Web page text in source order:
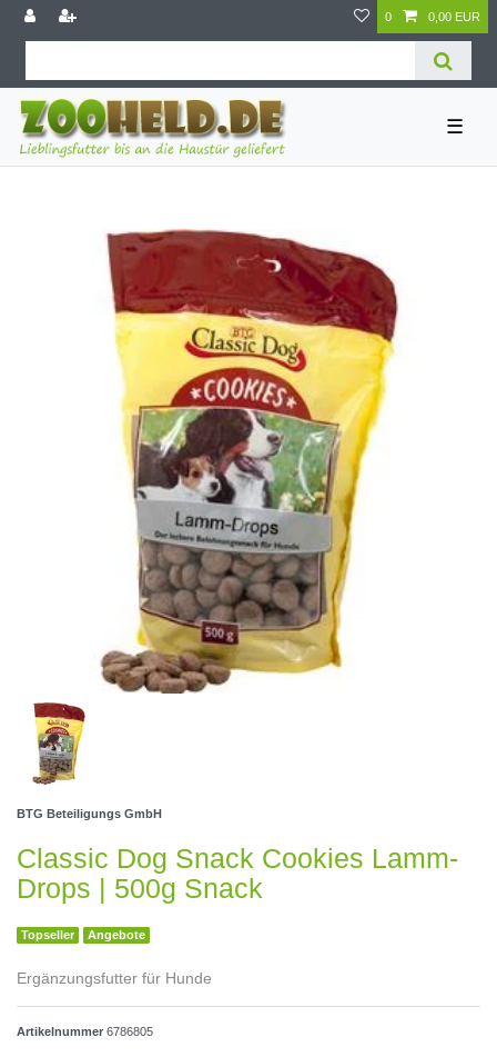
0 0,00 EUR
☰
BTG Beteiligungs GmbH
Classic Dog Snack Cookies Lamm-
Drops | 500g Snack
Topseller Angebote
Ergänzungsfutter für Hunde
Artikelnummer 6786805